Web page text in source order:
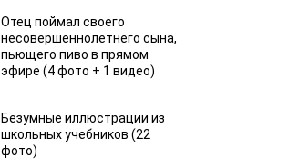
Отец поймал своего
несовершеннолетнего сына,
пьющего пиво в прямом
эфире (4 фото + 1 видео)
Безумные иллюстрации из
школьных учебников (22
фото)